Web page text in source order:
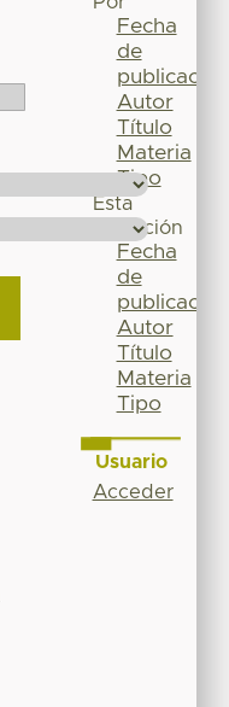
Fecha
de
publicación
Autor
Título
Materia
Tipo
Esta
colección
Fecha
de
publicación
Autor
Título
Materia
Tipo
Usuario
Acceder